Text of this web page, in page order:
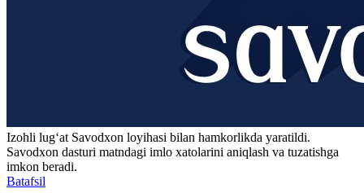
Izohli lugʻat Savodxon loyihasi bilan hamkorlikda yaratildi.
Savodxon dasturi matndagi imlo xatolarini aniqlash va tuzatishga
imkon beradi.
Batafsil